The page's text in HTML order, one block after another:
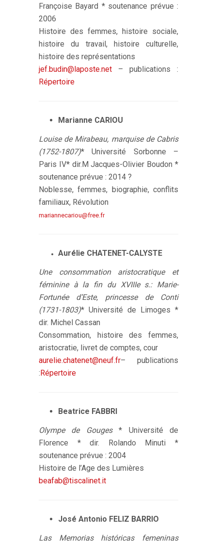
Françoise Bayard * soutenance prévue :
2006
Histoire des femmes, histoire sociale,
histoire du travail, histoire culturelle,
histoire des représentations
jef.budin@laposte.net – publications :
Répertoire
Marianne CARIOU
Louise de Mirabeau, marquise de Cabris
(1752-1807)* Université Sorbonne –
Paris IV* dir.M Jacques-Olivier Boudon *
soutenance prévue : 2014 ?
Noblesse, femmes, biographie, conflits
familiaux, Révolution
mariannecariou@free.fr
Aurélie CHATENET-CALYSTE
Une consommation aristocratique et
féminine à la fin du XVIIIe s.: Marie-
Fortunée d’Este, princesse de Conti
(1731-1803)* Université de Limoges *
dir. Michel Cassan
Consommation, histoire des femmes,
aristocratie, livret de comptes, cour
aurelie.chatenet@neuf.fr– publications
:Répertoire
Beatrice FABBRI
Olympe de Gouges* Université de
Florence * dir. Rolando Minuti *
soutenance prévue : 2004
Histoire de l’Age des Lumières
beafab@tiscalinet.it
José Antonio FELIZ BARRIO
Las Memorias históricas femeninas